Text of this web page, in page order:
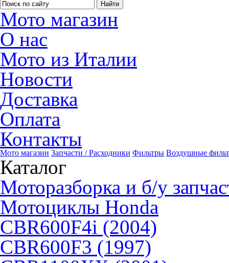
Мото магазин
О нас
Мото из Италии
Новости
Доставка
Оплата
Контакты
Мото магазин Запчасти / Расходники Фильтры Воздушные
Каталог
Моторазборка и б/у
Мотоциклы Honda
CBR600F4i (2004)
CBR600F3 (1997)